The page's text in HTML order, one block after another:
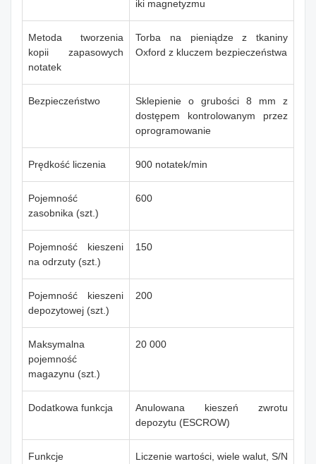
iki magnetyzmu
Metoda tworzenia
kopii zapasowych
notatek
Torba na pieniądze z tkaniny
Oxford z kluczem bezpieczeństwa
Bezpieczeństwo
Sklepienie o grubości 8 mm z
dostępem kontrolowanym przez
oprogramowanie
Prędkość liczenia 900 notatek/min
Pojemność
zasobnika (szt.)
600
Pojemność kieszeni
na odrzuty (szt.)
150
Pojemność kieszeni
depozytowej (szt.)
200
Maksymalna
pojemność
magazynu (szt.)
20 000
Dodatkowa funkcja
Anulowana kieszeń zwrotu
depozytu (ESCROW)
Funkcje
Liczenie wartości, wiele walut, S/N